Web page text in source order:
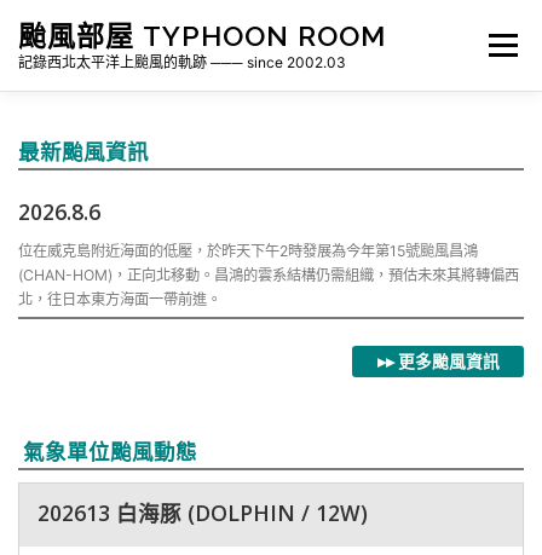
颱風部屋 TYPHOON ROOM
記錄西北太平洋上颱風的軌跡 ─── since 2002.03
選單
關於部屋
最新颱風資訊
2026.8.6
位在威克島附近海面的低壓，於昨天下午2時發展為今年第15號颱風昌鴻
(CHAN-HOM)，正向北移動。昌鴻的雲系結構仍需組織，預估未來其將轉偏西
北，往日本東方海面一帶前進。
▸▸ 更多颱風資訊
氣象單位颱風動態
202613 白海豚 (DOLPHIN / 12W)